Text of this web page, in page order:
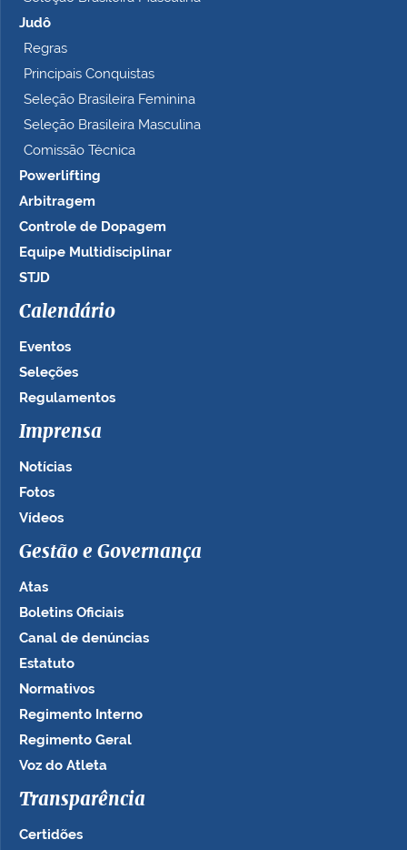
Judô
Regras
Principais Conquistas
Seleção Brasileira Feminina
Seleção Brasileira Masculina
Comissão Técnica
Powerlifting
Arbitragem
Controle de Dopagem
Equipe Multidisciplinar
STJD
Calendário
Eventos
Seleções
Regulamentos
Imprensa
Notícias
Fotos
Vídeos
Gestão e Governança
Atas
Boletins Oficiais
Canal de denúncias
Estatuto
Normativos
Regimento Interno
Regimento Geral
Voz do Atleta
Transparência
Certidões